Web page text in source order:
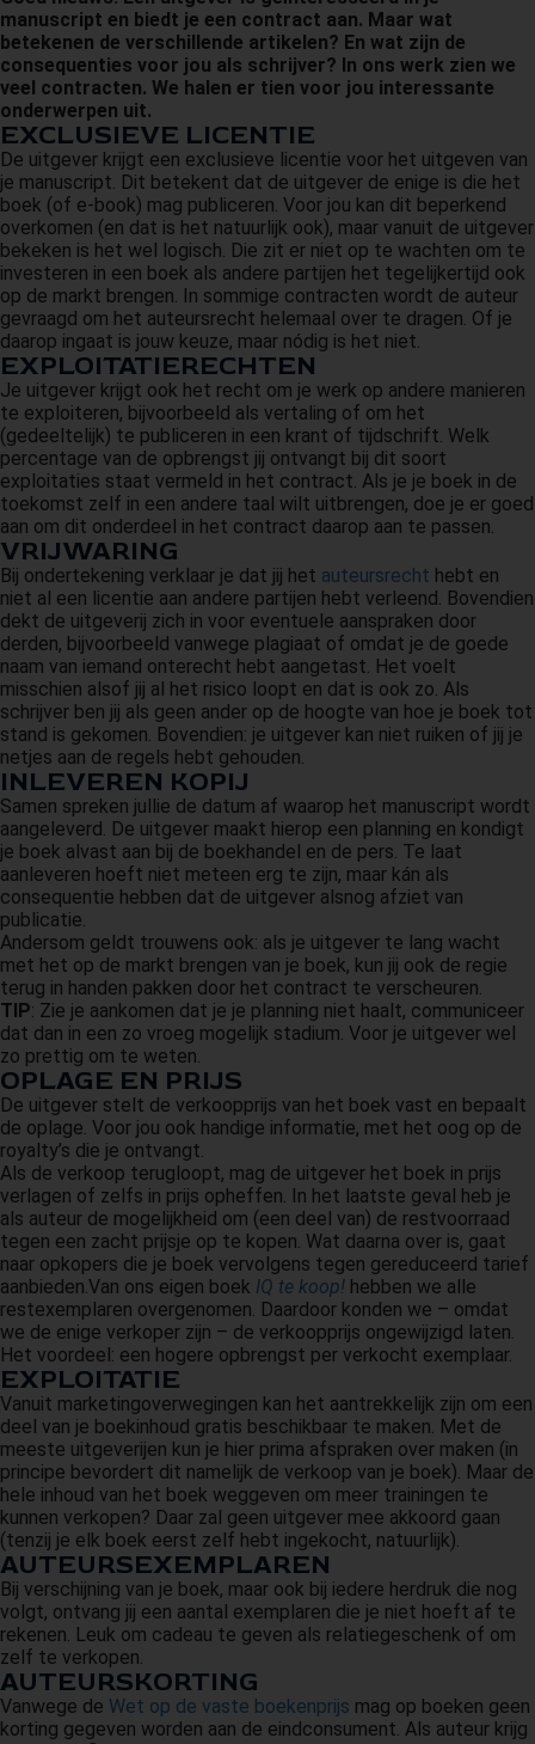
manuscript en biedt je een contract aan. Maar wat
betekenen de verschillende artikelen? En wat zijn de
consequenties voor jou als schrijver? In ons werk zien we
veel contracten. We halen er tien voor jou interessante
onderwerpen uit.
EXCLUSIEVE LICENTIE
De uitgever krijgt een exclusieve licentie voor het uitgeven van
je manuscript. Dit betekent dat de uitgever de enige is die het
boek (of e-book) mag publiceren. Voor jou kan dit beperkend
overkomen (en dat is het natuurlijk ook), maar vanuit de uitgever
bekeken is het wel logisch. Die zit er niet op te wachten om te
investeren in een boek als andere partijen het tegelijkertijd ook
op de markt brengen. In sommige contracten wordt de auteur
gevraagd om het auteursrecht helemaal over te dragen. Of je
daarop ingaat is jouw keuze, maar nódig is het niet.
EXPLOITATIERECHTEN
Je uitgever krijgt ook het recht om je werk op andere manieren
te exploiteren, bijvoorbeeld als vertaling of om het
(gedeeltelijk) te publiceren in een krant of tijdschrift. Welk
percentage van de opbrengst jij ontvangt bij dit soort
exploitaties staat vermeld in het contract. Als je je boek in de
toekomst zelf in een andere taal wilt uitbrengen, doe je er goed
aan om dit onderdeel in het contract daarop aan te passen.
VRIJWARING
Bij ondertekening verklaar je dat jij het auteursrecht hebt en
niet al een licentie aan andere partijen hebt verleend. Bovendien
dekt de uitgeverij zich in voor eventuele aanspraken door
derden, bijvoorbeeld vanwege plagiaat of omdat je de goede
naam van iemand onterecht hebt aangetast. Het voelt
misschien alsof jij al het risico loopt en dat is ook zo. Als
schrijver ben jij als geen ander op de hoogte van hoe je boek tot
stand is gekomen. Bovendien: je uitgever kan niet ruiken of jij je
netjes aan de regels hebt gehouden.
INLEVEREN KOPIJ
Samen spreken jullie de datum af waarop het manuscript wordt
aangeleverd. De uitgever maakt hierop een planning en kondigt
je boek alvast aan bij de boekhandel en de pers. Te laat
aanleveren hoeft niet meteen erg te zijn, maar kán als
consequentie hebben dat de uitgever alsnog afziet van
publicatie.
Andersom geldt trouwens ook: als je uitgever te lang wacht
met het op de markt brengen van je boek, kun jij ook de regie
terug in handen pakken door het contract te verscheuren.
TIP: Zie je aankomen dat je je planning niet haalt, communiceer
dat dan in een zo vroeg mogelijk stadium. Voor je uitgever wel
zo prettig om te weten.
OPLAGE EN PRIJS
De uitgever stelt de verkoopprijs van het boek vast en bepaalt
de oplage. Voor jou ook handige informatie, met het oog op de
royalty’s die je ontvangt.
Als de verkoop terugloopt, mag de uitgever het boek in prijs
verlagen of zelfs in prijs opheffen. In het laatste geval heb je
als auteur de mogelijkheid om (een deel van) de restvoorraad
tegen een zacht prijsje op te kopen. Wat daarna over is, gaat
naar opkopers die je boek vervolgens tegen gereduceerd tarief
aanbieden.Van ons eigen boek IQ te koop! hebben we alle
restexemplaren overgenomen. Daardoor konden we – omdat
we de enige verkoper zijn – de verkoopprijs ongewijzigd laten.
Het voordeel: een hogere opbrengst per verkocht exemplaar.
EXPLOITATIE
Vanuit marketingoverwegingen kan het aantrekkelijk zijn om een
deel van je boekinhoud gratis beschikbaar te maken. Met de
meeste uitgeverijen kun je hier prima afspraken over maken (in
principe bevordert dit namelijk de verkoop van je boek). Maar de
hele inhoud van het boek weggeven om meer trainingen te
kunnen verkopen? Daar zal geen uitgever mee akkoord gaan
(tenzij je elk boek eerst zelf hebt ingekocht, natuurlijk).
AUTEURSEXEMPLAREN
Bij verschijning van je boek, maar ook bij iedere herdruk die nog
volgt, ontvang jij een aantal exemplaren die je niet hoeft af te
rekenen. Leuk om cadeau te geven als relatiegeschenk of om
zelf te verkopen.
AUTEURSKORTING
Vanwege de Wet op de vaste boekenprijs mag op boeken geen
korting gegeven worden aan de eindconsument. Als auteur krijg
de
Hierdoor
website-
van